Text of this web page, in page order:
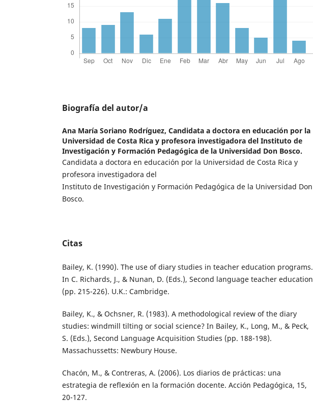
Biografía del autor/a
Ana María Soriano Rodríguez, Candidata a doctora en educación por la
Universidad de Costa Rica y profesora investigadora del Instituto de
Investigación y Formación Pedagógica de la Universidad Don Bosco.
Candidata a doctora en educación por la Universidad de Costa Rica y
profesora investigadora del
Instituto de Investigación y Formación Pedagógica de la Universidad Don
Bosco.
Citas
Bailey, K. (1990). The use of diary studies in teacher education programs.
In C. Richards, J., & Nunan, D. (Eds.), Second language teacher education
(pp. 215-226). U.K.: Cambridge.
Bailey, K., & Ochsner, R. (1983). A methodological review of the diary
studies: windmill tilting or social science? In Bailey, K., Long, M., & Peck,
S. (Eds.), Second Language Acquisition Studies (pp. 188-198).
Massachussetts: Newbury House.
Chacón, M., & Contreras, A. (2006). Los diarios de prácticas: una
estrategia de reflexión en la formación docente. Acción Pedagógica, 15,
20-127.